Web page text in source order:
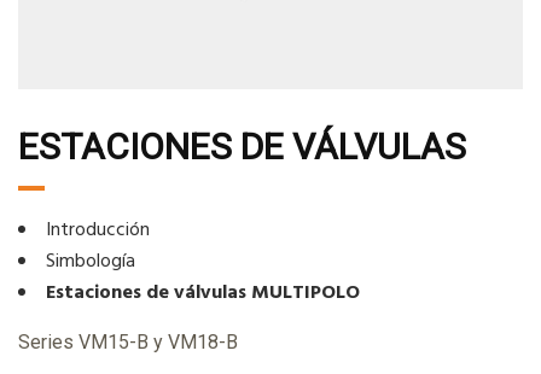
ESTACIONES DE VÁLVULAS
Introducción
Simbología
Estaciones de válvulas MULTIPOLO
Series VM15-B y VM18-B